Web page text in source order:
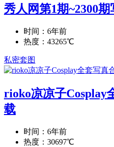
秀人网第1期~2300
时间：6年前
热度：43265℃
私密套图
rioko凉凉子Cosplay
载
时间：6年前
热度：30697℃